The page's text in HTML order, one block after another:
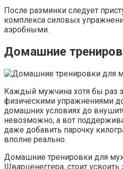
После разминки следует
комплекса силовых
аэробными.
Домашние
Каждый мужчина хотя бы раз
физическими упражнениями
домашних условиях до
невозможно, а вот
даже добавить парочку
вполне реально.
Домашние тренировки для
Шварценеггера, стоит усвоить